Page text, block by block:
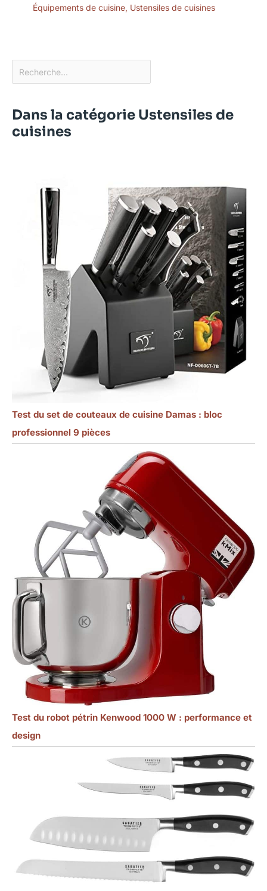
Équipements de cuisine, Ustensiles de cuisines
Dans la catégorie Ustensiles de
cuisines
Test du set de couteaux de cuisine Damas : bloc
professionnel 9 pièces
Test du robot pétrin Kenwood 1000 W : performance et
design